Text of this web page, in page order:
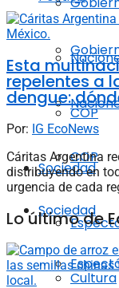
COP
Sociedad
Cultura
COP
Sociedad
Esta
repelentes a
dengue:
Por: IG EcoNews
Cáritas Argentina
distribuyendo en
urgencia de cada
Lo último de